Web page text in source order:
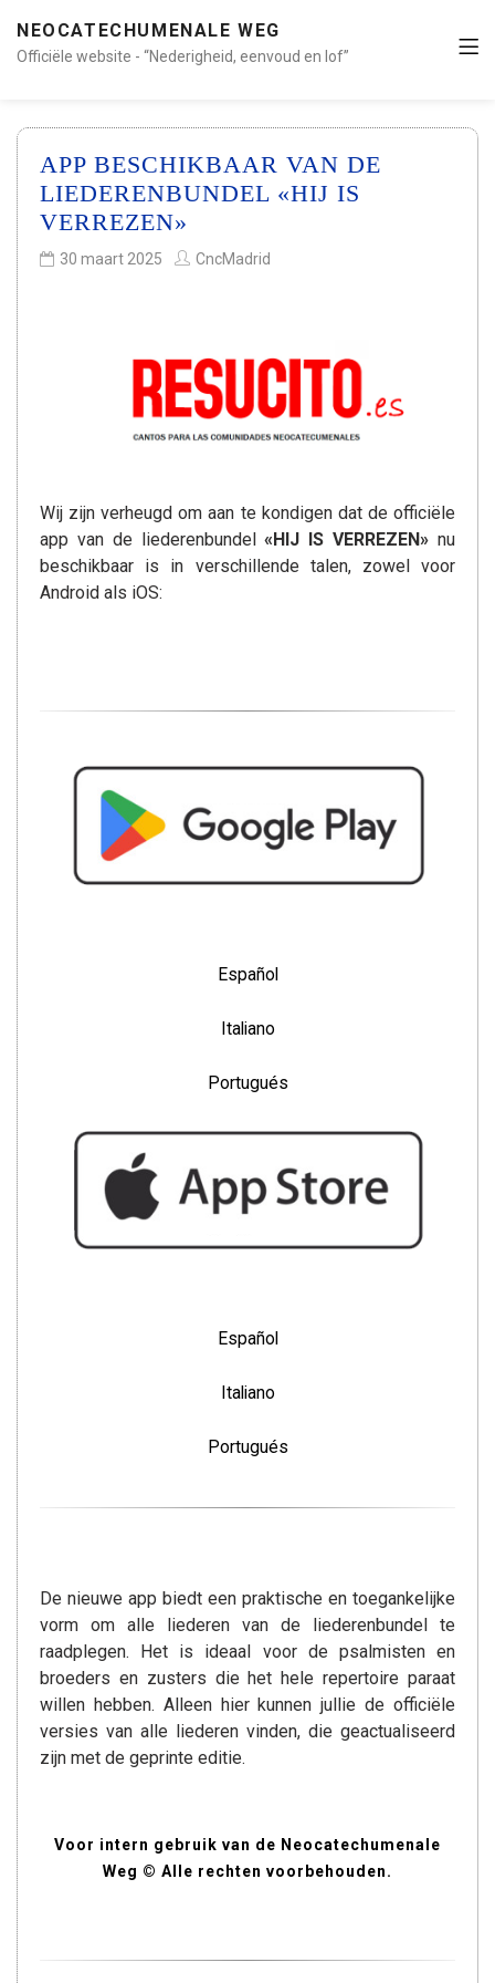
NEOCATECHUMENALE WEG
Officiële website - “Nederigheid, eenvoud en lof”
APP BESCHIKBAAR VAN DE
LIEDERENBUNDEL «HIJ IS
VERREZEN»
30 maart 2025 CncMadrid
Wij zijn verheugd om aan te kondigen dat de officiële
app van de liederenbundel«HIJ IS VERREZEN» nu
beschikbaar is in verschillende talen, zowel voor
Android als iOS:
Español
Italiano
Portugués
Español
Italiano
Portugués
De nieuwe app biedt een praktische en toegankelijke
vorm om alle liederen van de liederenbundel te
raadplegen. Het is ideaal voor de psalmisten en
broeders en zusters die het hele repertoire paraat
willen hebben. Alleen hier kunnen jullie de officiële
versies van alle liederen vinden, die geactualiseerd
zijn met de geprinte editie.
Voor intern gebruik van de Neocatechumenale
Weg © Alle rechten voorbehouden.